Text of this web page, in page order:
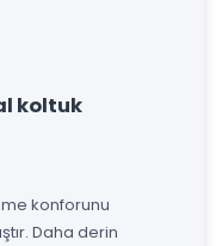
koltuk
konforunu
Daha derin